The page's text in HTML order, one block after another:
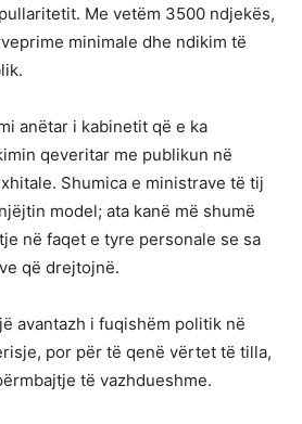
Me vetëm 3500 ndjekës,
minimale dhe ndikim të
anëtar i kabinetit që e ka
qeveritar me publikun në
Shumica e ministrave të tij
model; ata kanë më shumë
në faqet e tyre personale se sa
që drejtojnë.
avantazh i fuqishëm politik në
por për të qenë vërtet të tilla,
të vazhdueshme.